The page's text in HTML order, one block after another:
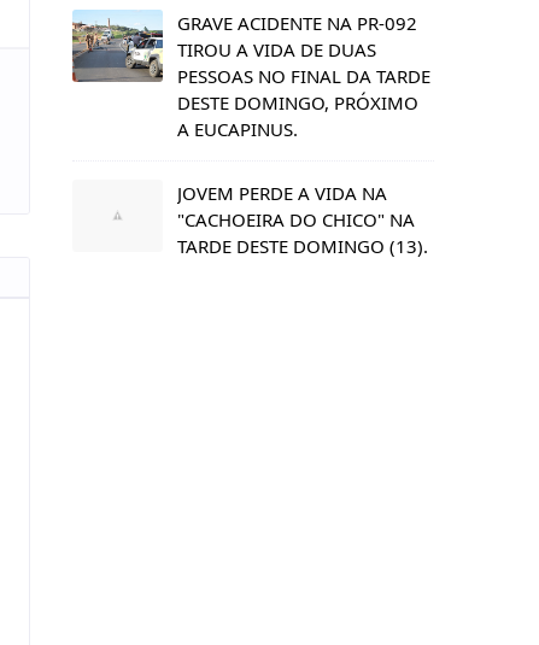
GRAVE ACIDENTE NA PR-092
TIROU A VIDA DE DUAS
PESSOAS NO FINAL DA TARDE
DESTE DOMINGO, PRÓXIMO
A EUCAPINUS.
JOVEM PERDE A VIDA NA
"CACHOEIRA DO CHICO" NA
TARDE DESTE DOMINGO (13).